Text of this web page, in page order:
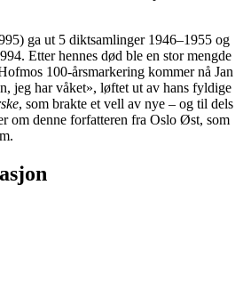
ga ut 5 diktsamlinger 1946–1955 og
Etter hennes død ble en stor mengde
100-årsmarkering kommer nå Jan
jeg har våket», løftet ut av hans fyldige
, som brakte et vell av nye – og til dels
om denne forfatteren fra Oslo Øst, som